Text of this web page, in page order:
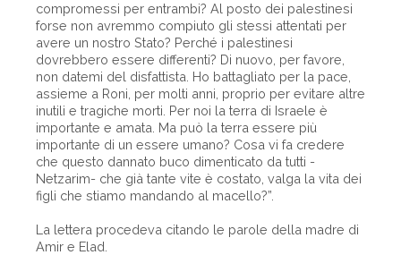
compromessi per entrambi? Al posto dei palestinesi
forse non avremmo compiuto gli stessi attentati per
avere un nostro Stato? Perché i palestinesi
dovrebbero essere differenti? Di nuovo, per favore,
non datemi del disfattista. Ho battagliato per la pace,
assieme a Roni, per molti anni, proprio per evitare altre
inutili e tragiche morti. Per noi la terra di Israele è
importante e amata. Ma può la terra essere più
importante di un essere umano? Cosa vi fa credere
che questo dannato buco dimenticato da tutti -
Netzarim- che già tante vite è costato, valga la vita dei
figli che stiamo mandando al macello?”.
La lettera procedeva citando le parole della madre di
Amir e Elad.